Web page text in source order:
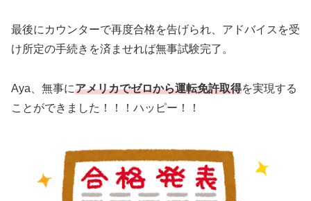
最後にカウンターで再度合格を告げられ、アドバイスを受
け所定の手続きを済ませれば無事試験完了。
Aya、無事にアメリカでゼロから運転免許取得を実現する
ことができました！！！ハッピー！！